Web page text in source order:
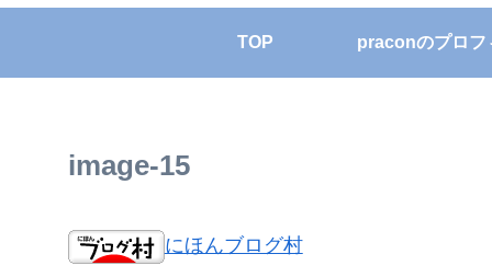
TOP praconのプロフ
image-15
にほんブログ村